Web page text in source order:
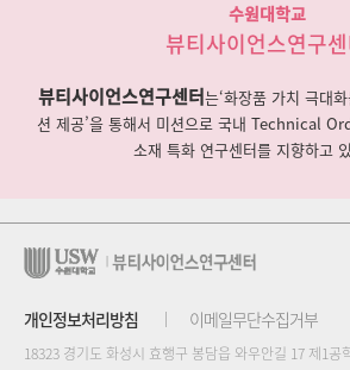
수원대학교
뷰티사이언스연구
뷰티사이언스연구센터는‘화장품 가치 극대
션 제공’을 통해서 미션으로 국내 Technical
소재 특화 연구센터를 지향하고
개인정보처리방침 이메일무단수집거부
18323 경기도 화성시 효행구 봉담읍 와우안길 17 제1공